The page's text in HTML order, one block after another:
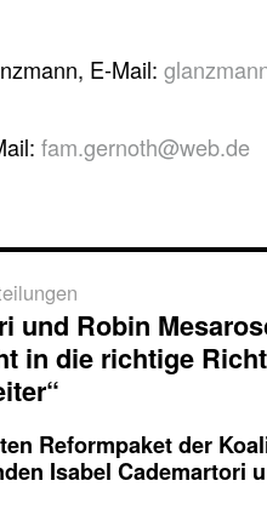
E-Mail:
fam.gernoth@web.de
und Robin
in die richtige
Reformpaket der
Isabel Cademartori